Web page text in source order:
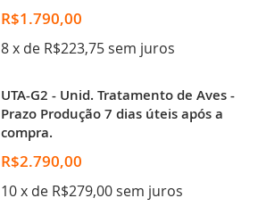
R$1.790,00
8 x de R$223,75 sem juros
UTA-G2 - Unid. Tratamento de Aves -
Prazo Produção 7 dias úteis após a
compra.
R$2.790,00
10 x de R$279,00 sem juros